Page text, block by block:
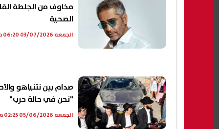
مخاوف من الجلطة
الصحية
الجمعة 03/07/2026 06:20 م
صدام بين نتنياهو
"نحن في حالة حرب"
الجمعة 05/06/2026 02:25 م